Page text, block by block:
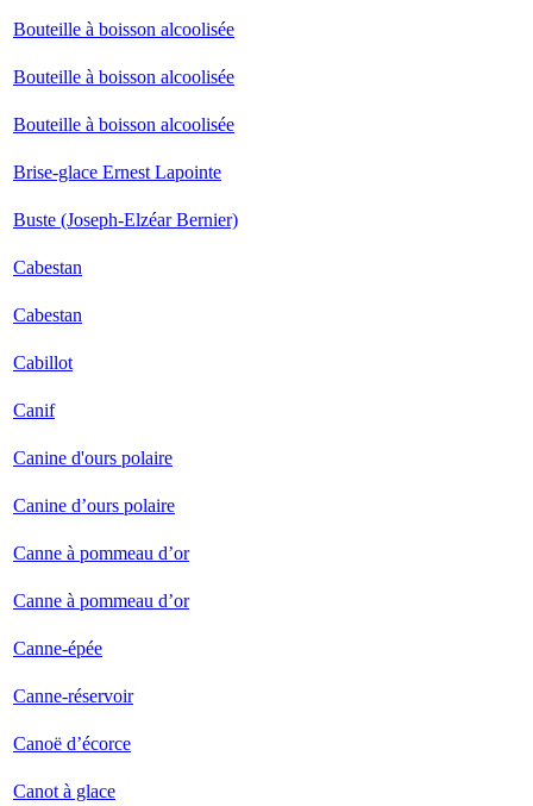
Bouteille à boisson alcoolisée
Bouteille à boisson alcoolisée
Bouteille à boisson alcoolisée
Brise-glace Ernest Lapointe
Buste (Joseph-Elzéar Bernier)
Cabestan
Cabestan
Cabillot
Canif
Canine d'ours polaire
Canine d’ours polaire
Canne à pommeau d’or
Canne à pommeau d’or
Canne-épée
Canne-réservoir
Canoë d’écorce
Canot à glace